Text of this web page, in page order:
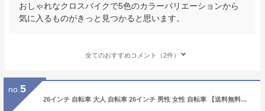
おしゃれなクロスバイクで5色のカラーバリエーションから
気に入るものがきっと見つかると思います。
全てのおすすめコメント（2件）
no. 5
26インチ 自転車 大人 自転車 26インチ 男性 女性 自転車 【送料無料】 クロスバイク 26インチ 自転車 6段変速 カゴ クロスバイク 通勤 通学 【クロスバイク 通勤】 T-MCA266-43- カゴ付き クロスバイク シティクルーザー 700c 自転車 街乗り 白 黒 ベージュ ブルー